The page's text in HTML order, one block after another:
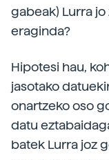
gabeak) Lurra
eraginda?
Hipotesi hau,
jasotako
onartzeko oso
datu
batek Lurra joz